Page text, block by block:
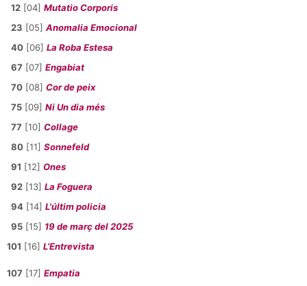
12 [04] Mutatio Corporis
23 [05] Anomalia Emocional
40 [06] La Roba Estesa
67 [07] Engabiat
70 [08] Cor de peix
75 [09] Ni Un dia més
77 [10] Collage
80 [11] Sonnefeld
91 [12] Ones
92 [13] La Foguera
94 [14] L'últim policia
95 [15] 19 de març del 2025
101 [16] L’Entrevista
107 [17] Empatia